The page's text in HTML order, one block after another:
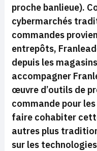
proche banlieue).
cybermarchés
commandes
entrepôts,
depuis les
accompagner
œuvre d’outils de
commande pour
faire cohabiter
autres plus
sur les